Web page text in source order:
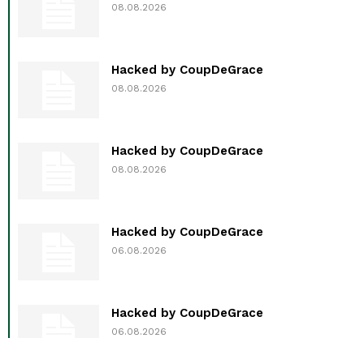
08.08.2026
Hacked by CoupDeGrace
08.08.2026
Hacked by CoupDeGrace
08.08.2026
Hacked by CoupDeGrace
06.08.2026
Hacked by CoupDeGrace
06.08.2026